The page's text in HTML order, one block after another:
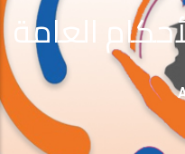
العامة